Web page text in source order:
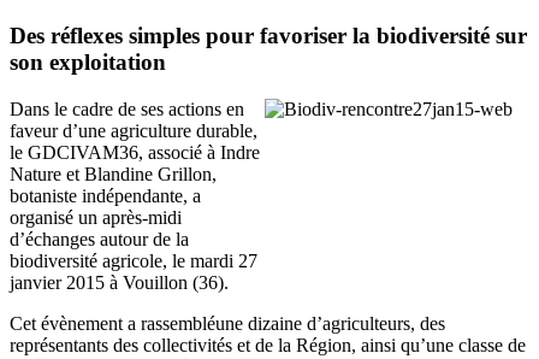
Des réflexes simples pour favoriser la biodiversité sur
son exploitation
Dans le cadre de ses actions en
faveur d’une agriculture durable,
le GDCIVAM36, associé à Indre
Nature et Blandine Grillon,
botaniste indépendante, a
organisé un après-midi
d’échanges autour de la
biodiversité agricole, le mardi 27
janvier 2015 à Vouillon (36).
Cet évènement a rassembléune dizaine d’agriculteurs, des
représentants des collectivités et de la Région, ainsi qu’une classe de